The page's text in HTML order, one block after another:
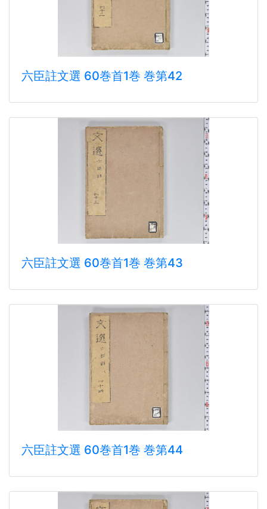
六臣註文選 60巻首1巻 巻第42
六臣註文選 60巻首1巻 巻第43
六臣註文選 60巻首1巻 巻第44